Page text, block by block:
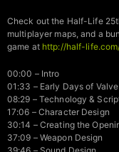
Check out the Half-Life
multiplayer maps, and a
game at http://half-
00:00 – Intro
01:33 – Early Days of Valve
08:29 – Technology &
17:06 – Character Design
30:14 – Creating the
37:09 – Weapon Design